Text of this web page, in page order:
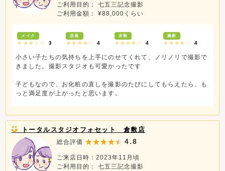
ご利用目的： 七五三記念撮影
ご利用金額： ¥88,000くらい
メイク
★★★☆☆ 3
店員
★★★★☆ 4
衣装
★★★★☆ 4
撮影
★★★★☆ 4
小さい子たちの気持ちを上手にのせてくれて、ノリノリで撮影で
きました。撮影スタジオも可愛かったです
子どもなので、お化粧の直しを撮影のたびにしてもらえたら、も
っと満足度が上がったと思います。
トータルスタジオフォセット 倉敷店
総合評価 4.8
ご来店日時：2023年11月頃
ご利用目的： 七五三記念撮影